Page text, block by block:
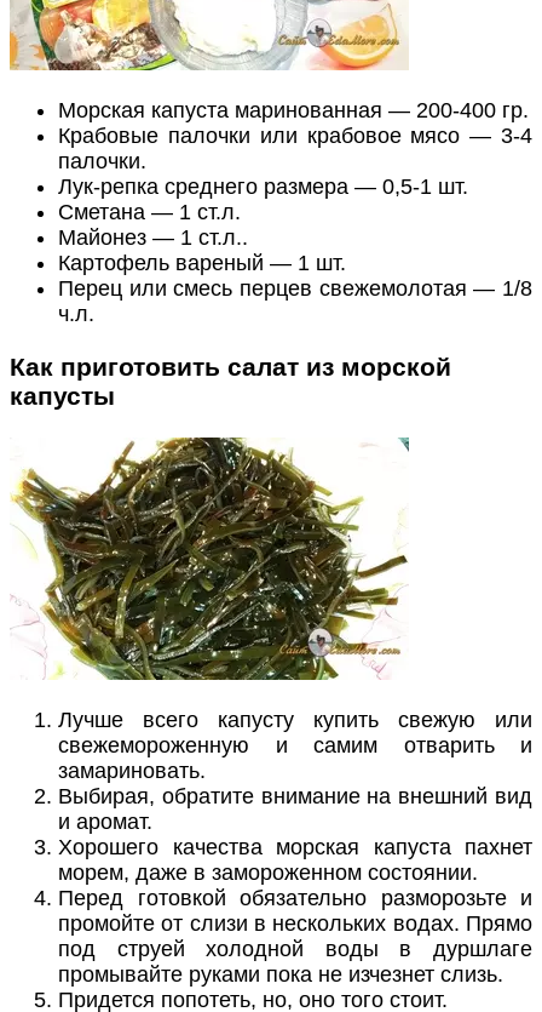
Морская капуста маринованная — 200-400 гр.
Крабовые палочки или крабовое мясо — 3-4
палочки.
Лук-репка среднего размера — 0,5-1 шт.
Сметана — 1 ст.л.
Майонез — 1 ст.л..
Картофель вареный — 1 шт.
Перец или смесь перцев свежемолотая — 1/8
ч.л.
Как приготовить салат из морской
капусты
Лучше всего капусту купить свежую или
свежемороженную и самим отварить и
замариновать.
Выбирая, обратите внимание на внешний вид
и аромат.
Хорошего качества морская капуста пахнет
морем, даже в замороженном состоянии.
Перед готовкой обязательно разморозьте и
промойте от слизи в нескольких водах. Прямо
под струей холодной воды в дуршлаге
промывайте руками пока не изчезнет слизь.
Придется попотеть, но, оно того стоит.